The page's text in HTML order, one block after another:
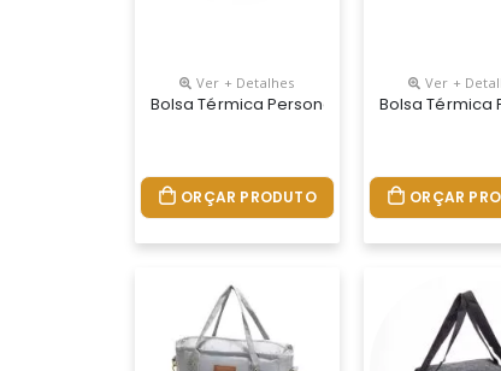
Ver + Detalhes
Bolsa Térmica Personalizada
ORÇAR PRODUTO
Ver +
Bolsa Térmica
ORÇAR